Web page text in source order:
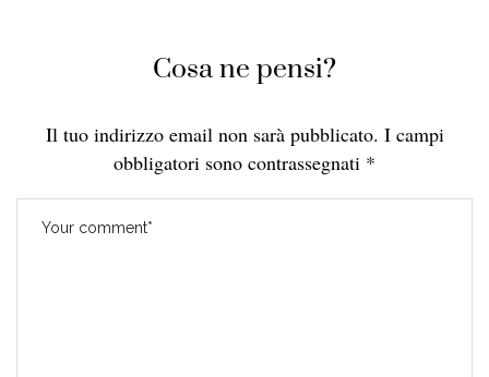
Cosa ne pensi?
Il tuo indirizzo email non sarà pubblicato. I campi
obbligatori sono contrassegnati *